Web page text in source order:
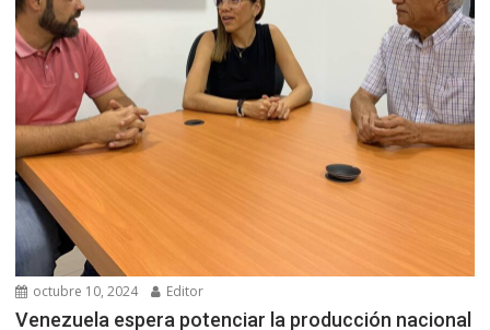
octubre 10, 2024 Editor
Venezuela espera potenciar la producción nacional